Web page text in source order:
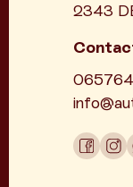
2343